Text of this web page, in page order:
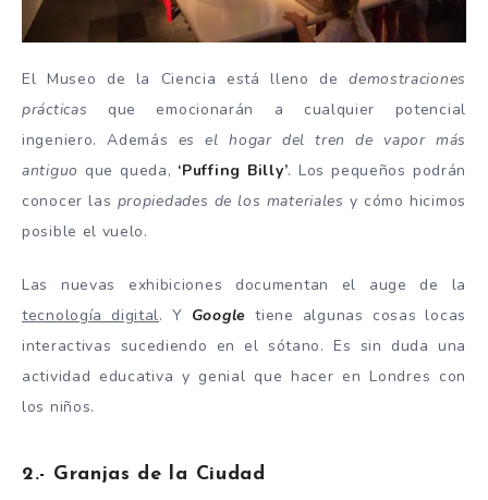
El Museo de la Ciencia está lleno dedemostraciones
prácticas que emocionarán a cualquier potencial
ingeniero. Además es el hogar del tren de vapor más
antiguo que queda, ‘Puffing Billy’. Los pequeños podrán
conocer las propiedades de los materiales y cómo hicimos
posible el vuelo.
Las nuevas exhibiciones documentan el auge de la
tecnología digital. Y Google tiene algunas cosas locas
interactivas sucediendo en el sótano. Es sin duda una
actividad educativa y genial que hacer en Londres con
los niños.
2.- Granjas de la Ciudad